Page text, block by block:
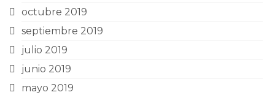
octubre 2019
septiembre 2019
julio 2019
junio 2019
mayo 2019